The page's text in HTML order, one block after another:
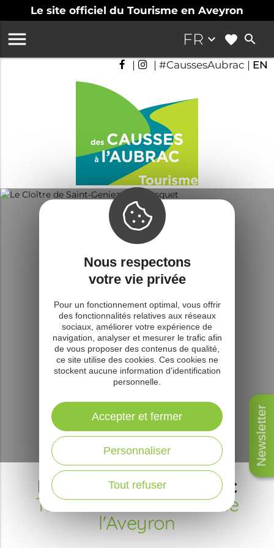
Le site officiel du Tourisme en Aveyron
Newsletter
FR keyboard_arrow_down search

| | #CaussesAubrac | EN
Des Causses à l'Aubrac
Terre nature au cœur de
l'Aveyron
Nous respectons
votre vie privée
Pour un fonctionnement optimal, vous offrir
des fonctionnalités relatives aux réseaux
sociaux, améliorer votre expérience de
navigation, analyser et mesurer le trafic afin
de vous proposer des contenus de qualité,
ce site utilise des cookies. Ces cookies ne
stockent aucune information d'identification
personnelle.
Tout refuser
Personnaliser
Accepter et fermer